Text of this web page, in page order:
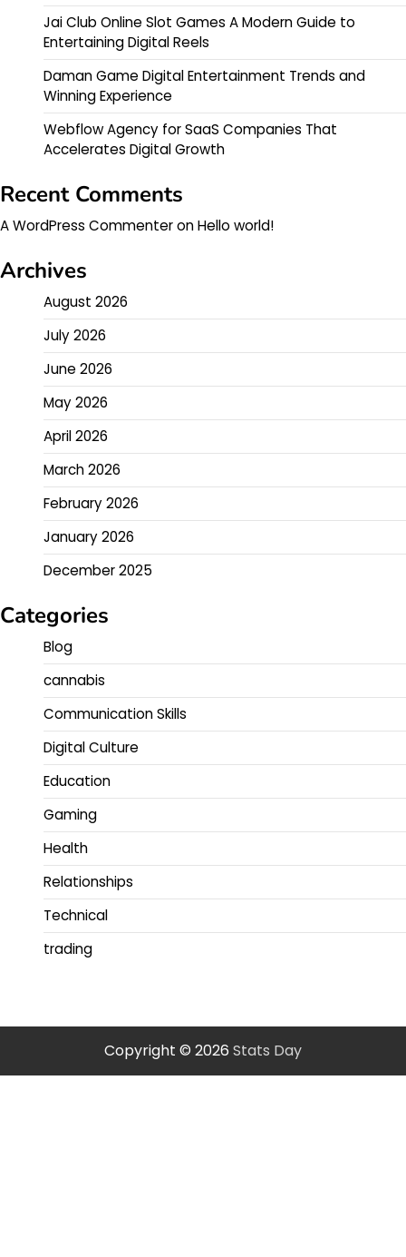
Jai Club Online Slot Games A Modern Guide to
Entertaining Digital Reels
Daman Game Digital Entertainment Trends and
Winning Experience
Webflow Agency for SaaS Companies That
Accelerates Digital Growth
Recent Comments
A WordPress CommenteronHello world!
Archives
August 2026
July 2026
June 2026
May 2026
April 2026
March 2026
February 2026
January 2026
December 2025
Categories
Blog
cannabis
Communication Skills
Digital Culture
Education
Gaming
Health
Relationships
Technical
trading
Copyright © 2026 Stats Day